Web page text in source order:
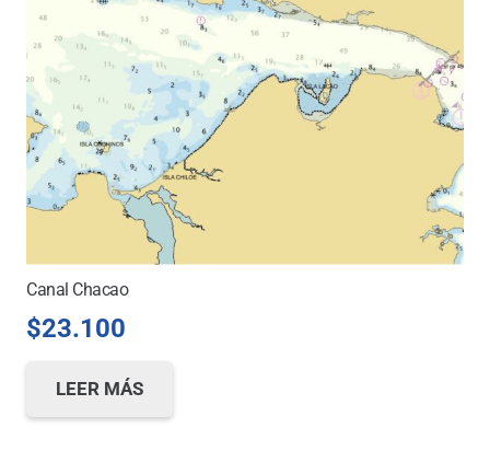
Canal Chacao
$23.100
LEER MÁS